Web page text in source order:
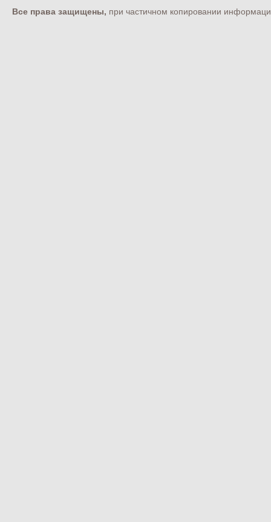
Все права защищены, при частичном копировании